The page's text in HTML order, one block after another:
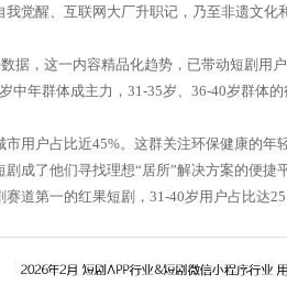
觉醒、互联网大厂升职记，乃至非遗文化
据，这一内容精品化趋势，已带动短剧用
中年群体成主力，31-35岁、36-40岁群体
市用户占比近45%。这群关注环保健康的年
成了他们寻找理想“居所”解决方案的便捷
赛道第一的红果短剧，31-40岁用户占比达